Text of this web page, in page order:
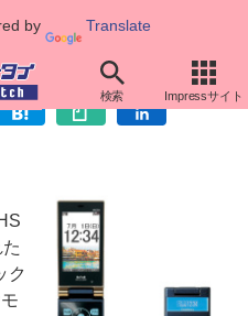
by Translate
検索 Impressサイト
」
ク